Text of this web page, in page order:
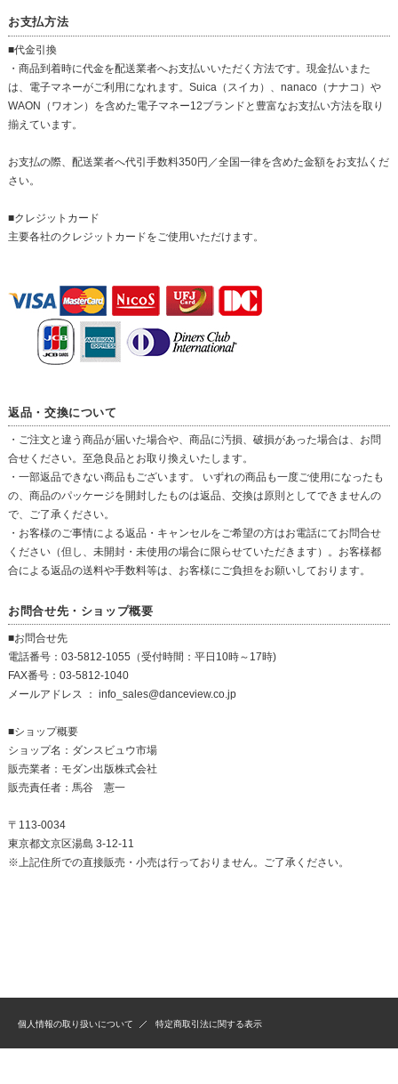
お支払方法
■代金引換
・商品到着時に代金を配送業者へお支払いいただく方法です。現金払いまた
は、電子マネーがご利用になれます。Suica（スイカ）、nanaco（ナナコ）や
WAON（ワオン）を含めた電子マネー12ブランドと豊富なお支払い方法を取り
揃えています。
お支払の際、配送業者へ代引手数料350円／全国一律を含めた金額をお支払くだ
さい。
■クレジットカード
主要各社のクレジットカードをご使用いただけます。
返品・交換について
・ご注文と違う商品が届いた場合や、商品に汚損、破損があった場合は、お問
合せください。至急良品とお取り換えいたします。
・一部返品できない商品もございます。 いずれの商品も一度ご使用になったも
の、商品のパッケージを開封したものは返品、交換は原則としてできませんの
で、ご了承ください。
・お客様のご事情による返品・キャンセルをご希望の方はお電話にてお問合せ
ください（但し、未開封・未使用の場合に限らせていただきます）。お客様都
合による返品の送料や手数料等は、お客様にご負担をお願いしております。
お問合せ先・ショップ概要
■お問合せ先
電話番号：03-5812-1055（受付時間：平日10時～17時)
FAX番号：03-5812-1040
メールアドレス ： info_sales@danceview.co.jp
■ショップ概要
ショップ名：ダンスビュウ市場
販売業者：モダン出版株式会社
販売責任者：馬谷 憲一
〒113-0034
東京都文京区湯島 3-12-11
※上記住所での直接販売・小売は行っておりません。ご了承ください。
個人情報の取り扱いについて 特定商取引法に関する表示